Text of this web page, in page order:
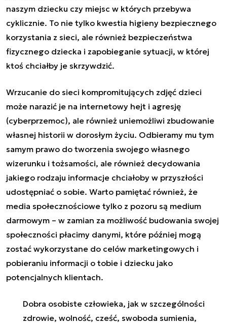
naszym dziecku czy miejsc w których przebywa
cyklicznie. To nie tylko kwestia higieny bezpiecznego
korzystania z sieci, ale również bezpieczeństwa
fizycznego dziecka i zapobieganie sytuacji, w której
ktoś chciałby je skrzywdzić.
Wrzucanie do sieci kompromitujących zdjęć dzieci
może narazić je na internetowy hejt i agresję
(cyberprzemoc), ale również uniemożliwi zbudowanie
własnej historii w dorosłym życiu. Odbieramy mu tym
samym prawo do tworzenia swojego własnego
wizerunku i tożsamości, ale również decydowania
jakiego rodzaju informacje chciałoby w przyszłości
udostępniać o sobie. Warto pamiętać również, że
media społecznościowe tylko z pozoru są medium
darmowym – w zamian za możliwość budowania swojej
społeczności płacimy danymi, które później mogą
zostać wykorzystane do celów marketingowych i
pobieraniu informacji o tobie i dziecku jako
potencjalnych klientach.
Dobra osobiste człowieka, jak w szczególności
zdrowie, wolność, cześć, swoboda sumienia,